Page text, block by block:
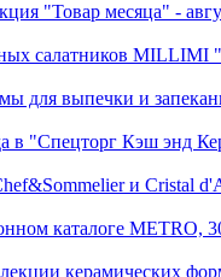
"Товар месяца" -
салатников
для выпечки и
в "Спецторг Кэш энд
и Cristal
каталоге METRO,
керамических